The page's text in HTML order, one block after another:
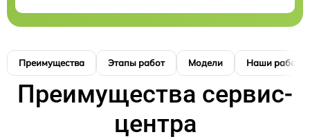
Преимущества Этапы работ Модели Наши работы
Преимущества сервис-
центра